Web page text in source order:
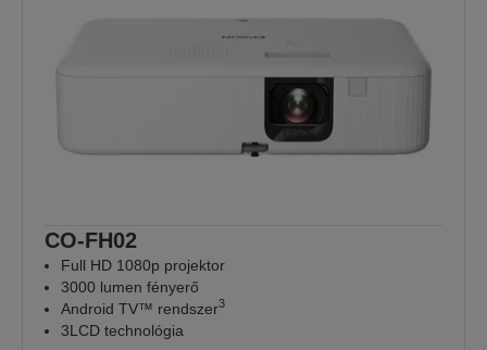
CO-FH02
Full HD 1080p projektor
3000 lumen fényerő
Android TV™ rendszer3
3LCD technológia